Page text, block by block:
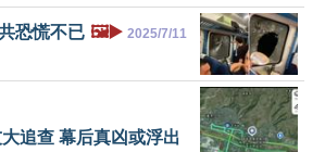
恐慌不已 🖼️▶️ 2025/7/11
追查 幕后真凶或浮出